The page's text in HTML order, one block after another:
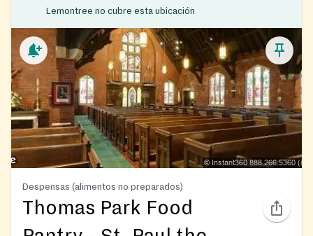
Lemontree no cubre esta ubicación
Despensas (alimentos no preparados)
Thomas Park Food